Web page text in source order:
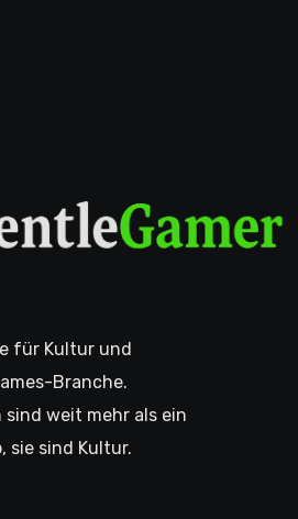
für Kultur und
Branche.
weit mehr als ein
sie sind Kultur.